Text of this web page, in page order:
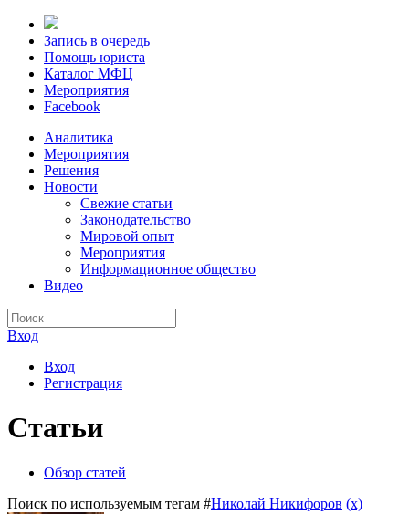
Запись в очередь
Помощь юриста
Каталог МФЦ
Мероприятия
Facebook
Аналитика
Мероприятия
Решения
Новости
Свежие статьи
Законодательство
Мировой опыт
Мероприятия
Информационное общество
Видео
Вход
Вход
Регистрация
Статьи
Обзор статей
Поиск по используемым тегам #Николай Никифоров (x)